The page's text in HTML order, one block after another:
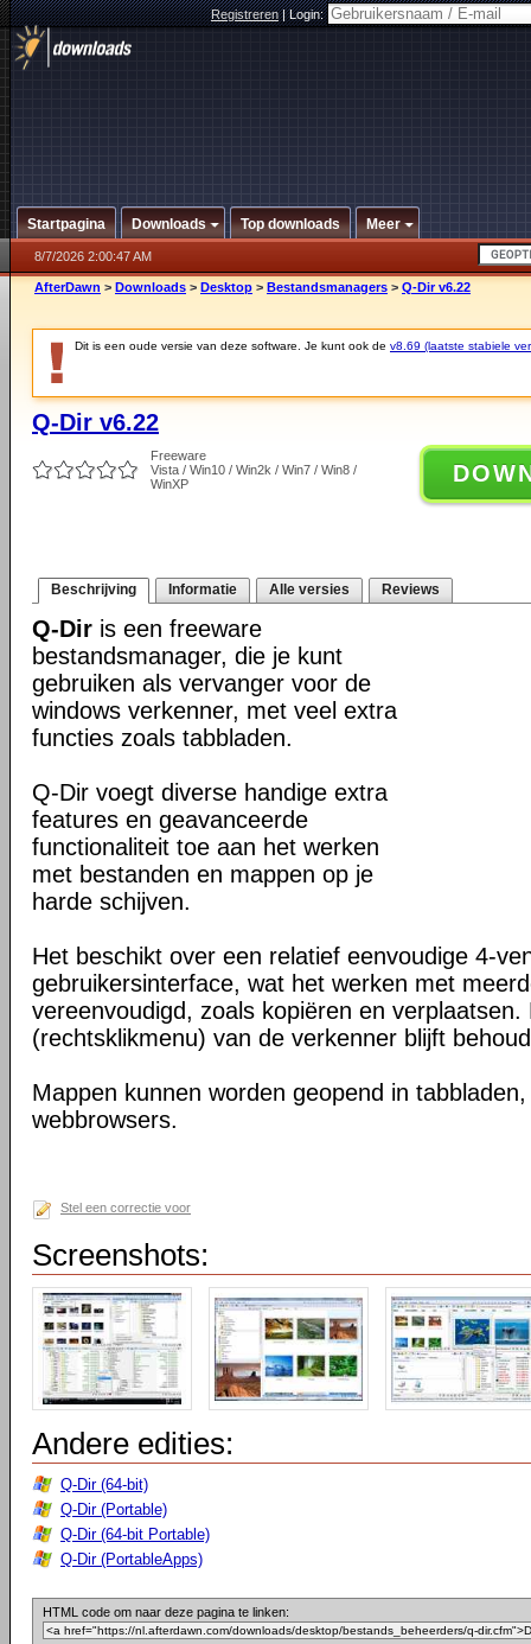
Registreren|Login:
Startpagina Downloads Top downloads Meer
8/7/2026 2:00:47 AM
AfterDawn > Downloads > Desktop > Bestandsmanagers > Q-Dir v6.22
Dit is een oude versie van deze software. Je kunt ook de v8.69 (laatste stabiele
Q-Dir v6.22
Freeware
Vista / Win10 / Win2k / Win7 / Win8 /
WinXP
Beschrijving Informatie Alle versies Reviews
Q-Dir is een freeware
bestandsmanager, die je kunt
gebruiken als vervanger voor de
windows verkenner, met veel extra
functies zoals tabbladen.
Q-Dir voegt diverse handige extra
features en geavanceerde
functionaliteit toe aan het werken
met bestanden en mappen op je
harde schijven.
Het beschikt over een relatief eenvoudige 4-
gebruikersinterface, wat het werken met
vereenvoudigd, zoals kopiëren en
(rechtsklikmenu) van de verkenner blijft
Mappen kunnen worden geopend in
webbrowsers.
Stel een correctie voor
Screenshots:
Andere edities:
Q-Dir (64-bit)
Q-Dir (Portable)
Q-Dir (64-bit Portable)
Q-Dir (PortableApps)
HTML code om naar deze pagina te linken: